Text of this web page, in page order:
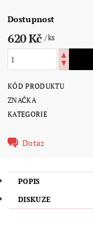
Dostupnost
620 Kč/ ks
KÓD PRODUKTU
ZNAČKA
KATEGORIE
Dotaz
POPIS
DISKUZE